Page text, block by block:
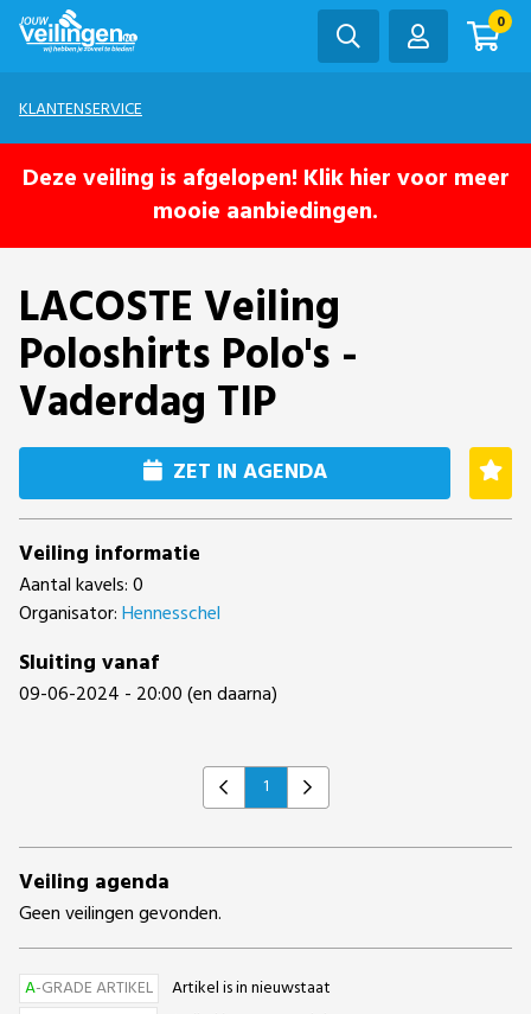
0
KLANTENSERVICE
Deze veiling is afgelopen! Klik hier voor meer
mooie aanbiedingen.
LACOSTE Veiling
Poloshirts Polo's -
Vaderdag TIP
ZET IN AGENDA
Veiling informatie
Aantal kavels: 0
Organisator:Hennesschel
Sluiting vanaf
09-06-2024 - 20:00 (en daarna)
Previous
1 Next
Veiling agenda
Geen veilingen gevonden.
A-GRADE ARTIKEL
Artikel is in nieuwstaat